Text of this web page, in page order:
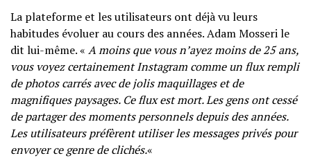
La plateforme et les utilisateurs ont déjà vu leurs
habitudes évoluer au cours des années. Adam Mosseri le
dit lui-même. « A moins que vous n’ayez moins de 25 ans,
vous voyez certainement Instagram comme un flux rempli
de photos carrés avec de jolis maquillages et de
magnifiques paysages. Ce flux est mort. Les gens ont cessé
de partager des moments personnels depuis des années.
Les utilisateurs préfèrent utiliser les messages privés pour
envoyer ce genre de clichés.«